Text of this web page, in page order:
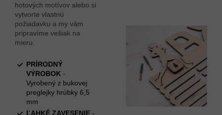
hotových motívov alebo si
vytvorte vlastnú
požiadavku a my vám
pripravíme vešiak na
mieru.
PRÍRODNÝ
VÝROBOK -
Vyrobený z bukovej
preglejky hrúbky 6,5
mm
ĽAHKÉ ZAVESENIE -